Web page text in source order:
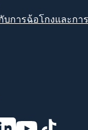
บการฉ้อโกงและกา
างใหม่)
หน้าต่างใหม่)
ปิดในหน้าต่างใหม่)
(เปิดในหน้าต่างให
(เปิดในหน้า